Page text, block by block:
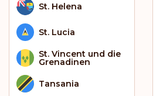
St. Helena
St. Lucia
St. Vincent und die
Grenadinen
Tansania